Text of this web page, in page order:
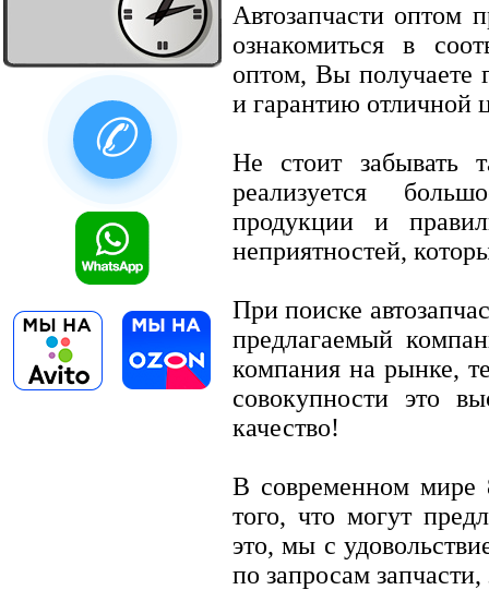
Автозапчасти оптом
ознакомиться в
оптом, Вы получаете
и гарантию отличной
Не стоит забывать
реализуется
продукции и
неприятностей,
При поиске
предлагаемый
компания на рынке,
совокупности это
качество!
В современном мире
того, что могут
это, мы с
по запросам
✆